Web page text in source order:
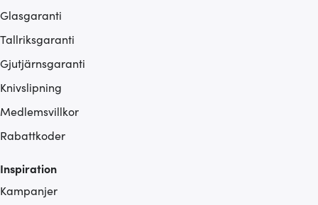
Glasgaranti
Tallriksgaranti
Gjutjärnsgaranti
Knivslipning
Medlemsvillkor
Rabattkoder
Inspiration
Kampanjer